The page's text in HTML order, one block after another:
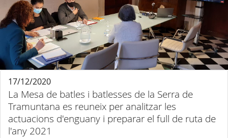
La Mesa de batles i batlesses de la Serra de
Tramuntana es reuneix per analitzar les
actuacions d'enguany i preparar el full de ruta de
l'any 2021
17/12/2020